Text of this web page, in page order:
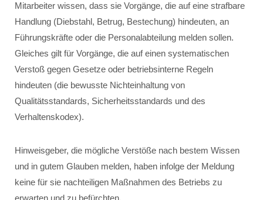
Mitarbeiter wissen, dass sie Vorgänge, die auf eine strafbare
Handlung (Diebstahl, Betrug, Bestechung) hindeuten, an
Führungskräfte oder die Personalabteilung melden sollen.
Gleiches gilt für Vorgänge, die auf einen systematischen
Verstoß gegen Gesetze oder betriebsinterne Regeln
hindeuten (die bewusste Nichteinhaltung von
Qualitätsstandards, Sicherheitsstandards und des
Verhaltenskodex).
Hinweisgeber, die mögliche Verstöße nach bestem Wissen
und in gutem Glauben melden, haben infolge der Meldung
keine für sie nachteiligen Maßnahmen des Betriebs zu
erwarten und zu befürchten.